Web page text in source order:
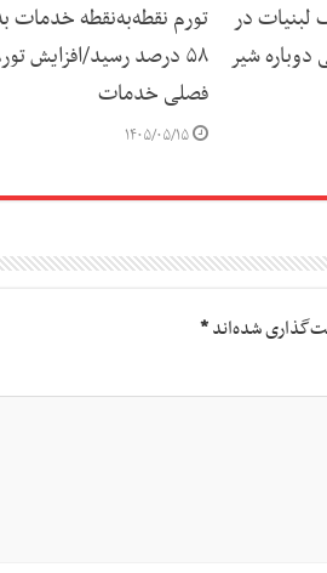
در
دوباره شیر
تورم نقطه‌به‌نقطه خدمات
۵۸ درصد رسید/افزایش
فصلی خدمات
۱۴۰۵/۰۵/۱۵
شده‌اند*